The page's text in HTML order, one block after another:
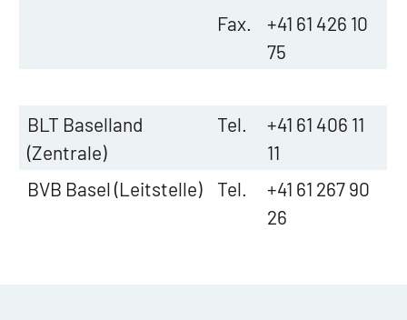
Fax.
+41 61 426 10
75
BLT Baselland
(Zentrale)
Tel.
+41 61 406 11
11
BVB Basel (Leitstelle)
Tel.
+41 61 267 90
26